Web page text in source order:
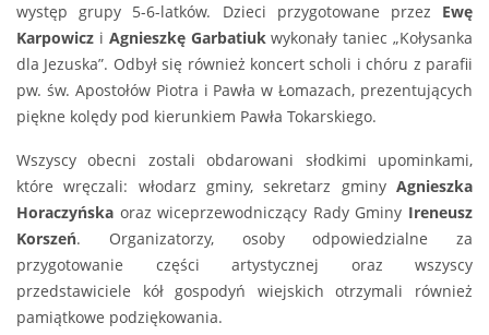
występ grupy 5-6-latków. Dzieci przygotowane przez Ewę
Karpowicz i Agnieszkę Garbatiukwykonały taniec „Kołysanka
dla Jezuska”. Odbył się również koncert scholi i chóru z parafii
pw. św. Apostołów Piotra i Pawła w Łomazach, prezentujących
piękne kolędy pod kierunkiem Pawła Tokarskiego.
Wszyscy obecni zostali obdarowani słodkimi upominkami,
które wręczali: włodarz gminy, sekretarz gminy Agnieszka
Horaczyńska oraz wiceprzewodniczący Rady Gminy Ireneusz
Korszeń. Organizatorzy, osoby odpowiedzialne za
przygotowanie części artystycznej oraz wszyscy
przedstawiciele kół gospodyń wiejskich otrzymali również
pamiątkowe podziękowania.